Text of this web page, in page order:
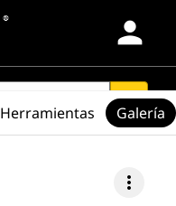
person
search
more_vert
Herramientas Galería